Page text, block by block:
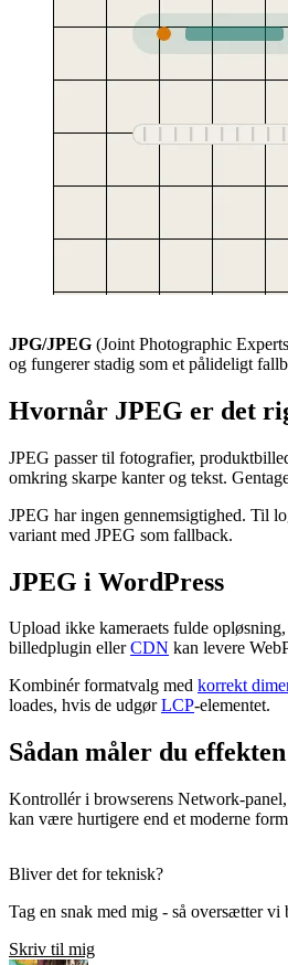
JPG/JPEG (Joint Photographic
og fungerer stadig som et pålideligt
Hvornår JPEG er det
JPEG passer til fotografier,
omkring skarpe kanter og tekst.
JPEG har ingen gennemsigtighed. Til
variant med JPEG som fallback.
JPEG i WordPress
Upload ikke kameraets fulde
billedplugin ellerCDN kan levere
Kombinér formatvalg med korrekt
loades, hvis de udgørLCP-elementet.
Sådan måler du effekten
Kontrollér i browserens Network-
kan være hurtigere end et moderne
Bliver det for teknisk?
Tag en snak med mig - så oversætter
Skriv til mig